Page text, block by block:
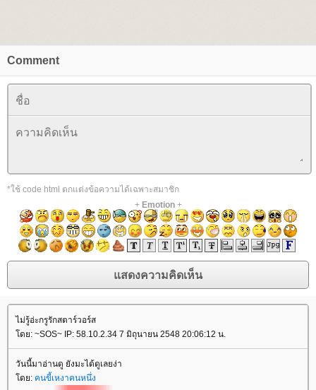
Comment
*ใช้ code html ตกแต่งข้อความได้เฉพาะสมาชิก
+ Emotion+
ไม่รู้อ่ะกรูรักสตาร์วอร์ส
ดย: ~SOS~ IP: 58.10.2.34 7 มิถุนายน 2548 20:06:12 น.
วันนี้มาอ่านดู ยังมะได้ดูเลยง่า
ดย: คนขี้เหงาคนหนึ่ง